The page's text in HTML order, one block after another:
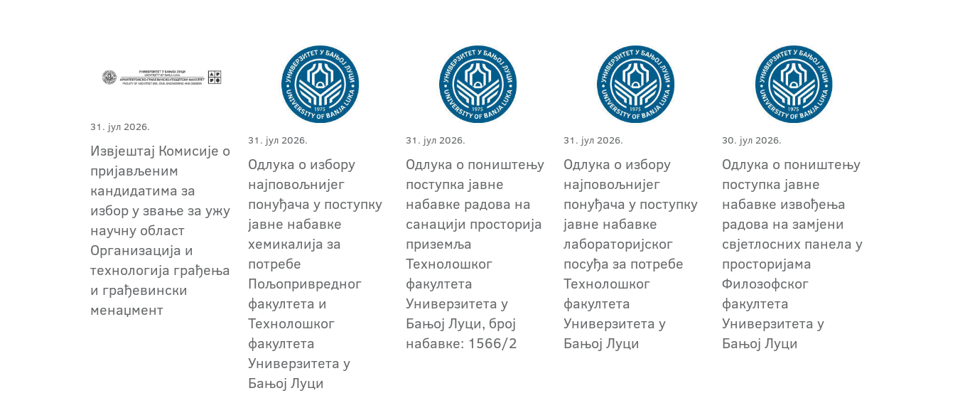
31. јул 2026.
Извјештај Комисије о
пријављеним
кандидатима за
избор у звање за ужу
научну област
Организација и
технологија грађења
и грађевински
менаџмент
31. јул 2026.
Одлука о избору
најповољнијег
понуђача у поступку
јавне набавке
хемикалија за
потребе
Пољопривредног
факултета и
Технолошког
факултета
Универзитета у
Бањој Луци
31. јул 2026.
Одлука о поништењу
поступка јавне
набавке радова на
санацији просторија
приземља
Технолошког
факултета
Универзитета у
Бањој Луци, број
набавке: 1566/2
31. јул 2026.
Одлука о избору
најповољнијег
понуђача у поступку
јавне набавке
лабораторијског
посуђа за потребе
Технолошког
факултета
Универзитета у
Бањој Луци
30. јул 2026.
Одлука о поништењу
поступкa јавне
набавке извођења
радова на замјени
свјетлосних панела у
просторијама
Филозофског
факултета
Универзитета у
Бањој Луци